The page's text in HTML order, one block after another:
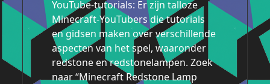
YouTube-tutorials: Er zijn talloze
Minecraft-YouTubers die tutorials
en gidsen maken over verschillende
aspecten van het spel, waaronder
redstone en redstonelampen. Zoek
naar “Minecraft Redstone Lamp